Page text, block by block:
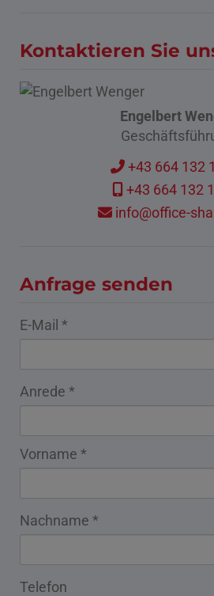
Kontaktieren Sie
Engelbert
+43 664 132
+43 664 132
info@office-
Anfrage senden
E-Mail
Anrede
Vorname
Nachname
Telefon